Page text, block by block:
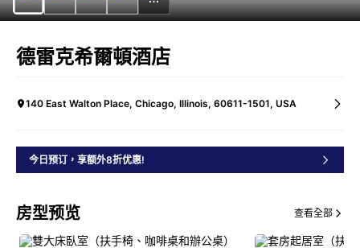
德雷克希爾頓酒店
140 East Walton Place, Chicago, Illinois, 60611-1501, USA
今日预订，享额外8折优惠!
房型预览 查看全部